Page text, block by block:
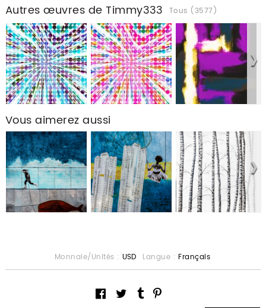
Autres œuvres de Timmy333 Tous (3577)
Vous aimerez aussi
Monnaie/Unités : USD Langue : Français